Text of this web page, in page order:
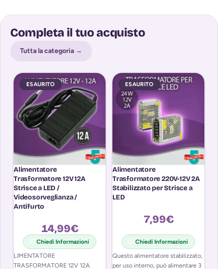
Completa il tuo acquisto
Tutta la categoria →
ESAURITO
Alimentatore
Trasformatore 12V 12A
Strisce a LED /
Videosorveglianza /
Antifurto
14,99€
Chiedi Informazioni
LIMENTATORE
TRASFORMATORE 12V 12A
ESAURITO
Alimentatore
Trasformatore 220V-12V 2A
Stabilizzato per Strisce a
LED
7,99€
Chiedi Informazioni
Questo alimentatore stabilizzato,
per uso interno, può alimentare 3